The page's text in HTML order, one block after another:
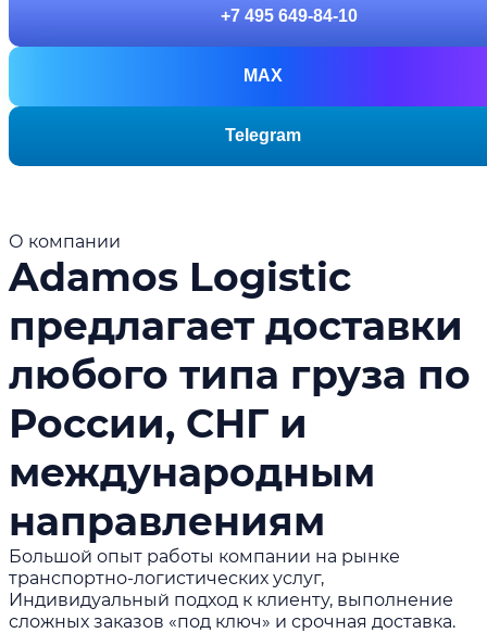
+7 495 649-84-10
MAX
Telegram
О компании
Adamos Logistic
предлагает доставки
любого типа груза по
России, СНГ и
международным
направлениям
Большой опыт работы компании на рынке
транспортно-логистических услуг,
Индивидуальный подход к клиенту, выполнение
сложных заказов «под ключ» и срочная доставка.